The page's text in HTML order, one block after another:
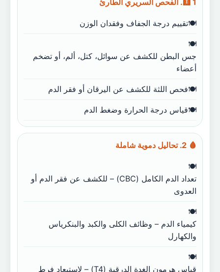
🩻 1. الفحص السريري الطارئ
تقييم درجة الجفاف وفقدان الوزن
جس البطن للكشف عن سوائل، كتل، ألم، أو تضخم
أعضاء
فحص اللثة للكشف عن اليرقان أو فقر الدم
قياس درجة الحرارة وضغط الدم
🩸 2. تحاليل دموية شاملة
تعداد الدم الكامل (CBC) – للكشف عن فقر الدم أو
العدوى
كيمياء الدم – وظائف الكلى والكبد والبنكرياس
والكهارل
قياس هرمون الغدة الدرقية (T4) – لاستبعاد فرط